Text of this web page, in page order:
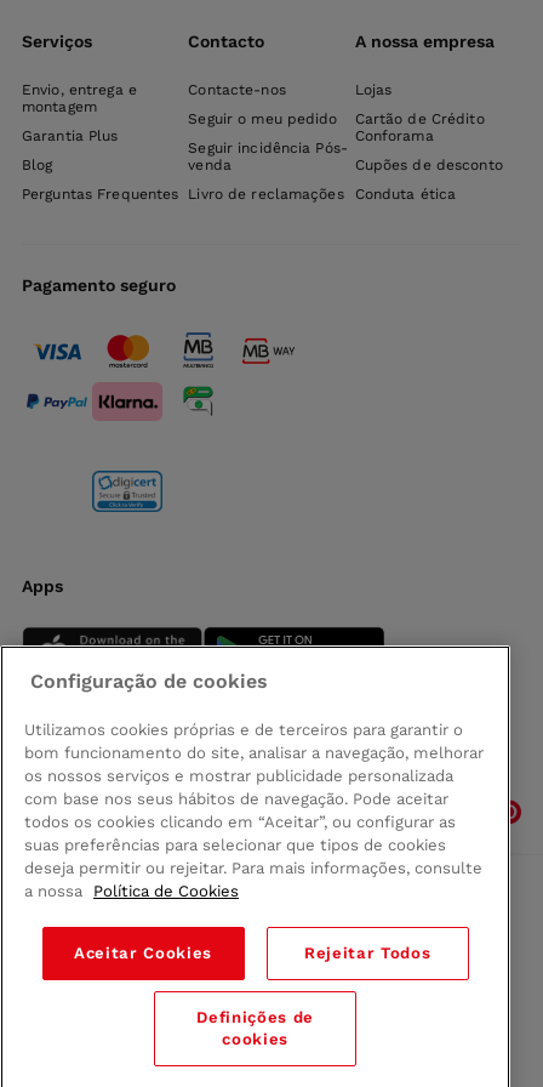
Serviços
Envio, entrega e
montagem
Garantia Plus
Blog
Perguntas Frequentes
Contacto
Contacte-nos
Seguir o meu pedido
Seguir incidência Pós-
venda
Livro de reclamações
A nossa empresa
Lojas
Cartão de Crédito
Conforama
Cupões de desconto
Conduta ética
Pagamento seguro
Apps
Siga-nos
Comprar na Madeira
Política de privacidad
Termos e Condições
Configuração de cookies
Utilizamos cookies próprias e de terceiros para garantir o
bom funcionamento do site, analisar a navegação, melhorar
os nossos serviços e mostrar publicidade personalizada
com base nos seus hábitos de navegação. Pode aceitar
todos os cookies clicando em “Aceitar”, ou configurar as
suas preferências para selecionar que tipos de cookies
deseja permitir ou rejeitar. Para mais informações, consulte
a nossa
Política de Cookies
Aceitar Cookies Rejeitar Todos
Definições de
cookies